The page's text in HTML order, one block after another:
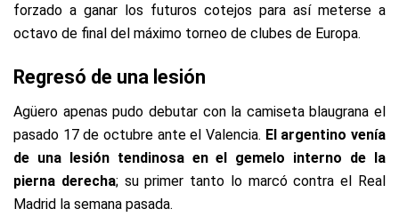
forzado a ganar los futuros cotejos para así meterse a
octavo de final del máximo torneo de clubes de Europa.
Regresó de una lesión
Agüero apenas pudo debutar con la camiseta blaugrana el
pasado 17 de octubre ante el Valencia. El argentino venía
de una lesión tendinosa en el gemelo interno de la
pierna derecha; su primer tanto lo marcó contra el Real
Madrid la semana pasada.